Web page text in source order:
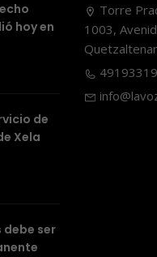
hoy en
de
Xela
ser
Torre
1003,
49193319